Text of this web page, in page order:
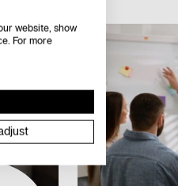
website, show
For more